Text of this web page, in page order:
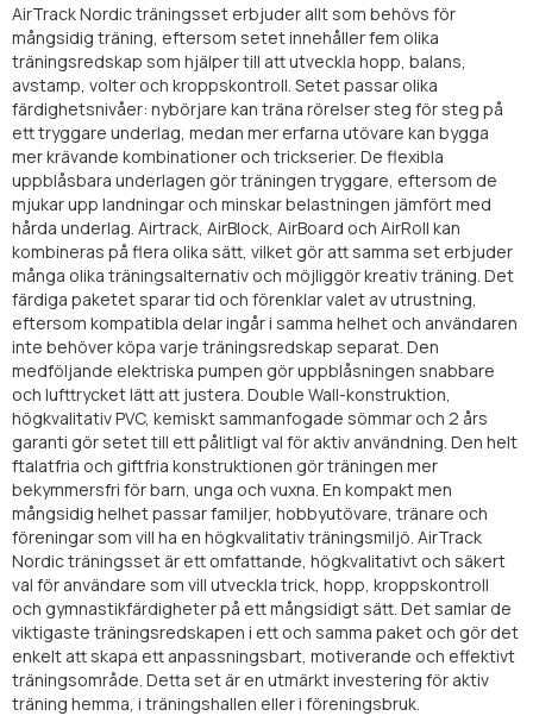
AirTrack Nordic träningsset erbjuder allt som behövs för
mångsidig träning, eftersom setet innehåller fem olika
träningsredskap som hjälper till att utveckla hopp, balans,
avstamp, volter och kroppskontroll. Setet passar olika
färdighetsnivåer: nybörjare kan träna rörelser steg för steg på
ett tryggare underlag, medan mer erfarna utövare kan bygga
mer krävande kombinationer och trickserier. De flexibla
uppblåsbara underlagen gör träningen tryggare, eftersom de
mjukar upp landningar och minskar belastningen jämfört med
hårda underlag. Airtrack, AirBlock, AirBoard och AirRoll kan
kombineras på flera olika sätt, vilket gör att samma set erbjuder
många olika träningsalternativ och möjliggör kreativ träning. Det
färdiga paketet sparar tid och förenklar valet av utrustning,
eftersom kompatibla delar ingår i samma helhet och användaren
inte behöver köpa varje träningsredskap separat. Den
medföljande elektriska pumpen gör uppblåsningen snabbare
och lufttrycket lätt att justera. Double Wall-konstruktion,
högkvalitativ PVC, kemiskt sammanfogade sömmar och 2 års
garanti gör setet till ett pålitligt val för aktiv användning. Den helt
ftalatfria och giftfria konstruktionen gör träningen mer
bekymmersfri för barn, unga och vuxna. En kompakt men
mångsidig helhet passar familjer, hobbyutövare, tränare och
föreningar som vill ha en högkvalitativ träningsmiljö. AirTrack
Nordic träningsset är ett omfattande, högkvalitativt och säkert
val för användare som vill utveckla trick, hopp, kroppskontroll
och gymnastikfärdigheter på ett mångsidigt sätt. Det samlar de
viktigaste träningsredskapen i ett och samma paket och gör det
enkelt att skapa ett anpassningsbart, motiverande och effektivt
träningsområde. Detta set är en utmärkt investering för aktiv
träning hemma, i träningshallen eller i föreningsbruk.